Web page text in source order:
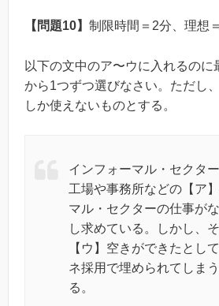
【問題10】 制限時間＝2分、理想
以下の文中のア〜ウに入れるのに
から1つずつ選びなさい。ただし
しか使えないものとする。
インフォーマル・セクタ
工場や事務所などの【ア
マル・セクターの仕事が
し求めている。しかし、
【ウ】空きができたとし
ネ採用で埋められてしま
る。